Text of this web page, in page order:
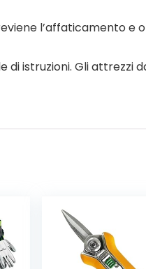
l’affaticamento e
di istruzioni. Gli attrezzi